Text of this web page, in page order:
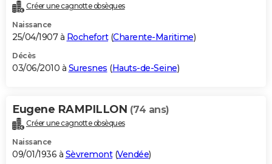
Créer une cagnotte obsèques
Naissance
25/04/1907 à Rochefort(Charente-Maritime)
Décès
03/06/2010 à Suresnes (Hauts-de-Seine)
Eugene RAMPILLON (74 ans)
Créer une cagnotte obsèques
Naissance
09/01/1936 à Sèvremont(Vendée)